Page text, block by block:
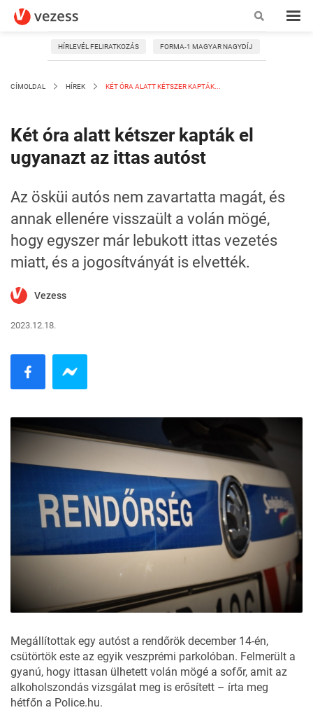
HÍRLEVÉL FELIRATKOZÁS FORMA-1 MAGYAR NAGYDÍJ
CÍMOLDAL HÍREK KÉT ÓRA ALATT KÉTSZER KAPTÁK...
Két óra alatt kétszer kapták el
ugyanazt az ittas autóst
Az ösküi autós nem zavartatta magát, és
annak ellenére visszaült a volán mögé,
hogy egyszer már lebukott ittas vezetés
miatt, és a jogosítványát is elvették.
Vezess
2023.12.18.
Megállítottak egy autóst a rendőrök december 14-én,
csütörtök este az egyik veszprémi parkolóban. Felmerült a
gyanú, hogy ittasan ülhetett volán mögé a sofőr, amit az
alkoholszondás vizsgálat meg is erősített – írta meg
hétfőn a Police.hu.